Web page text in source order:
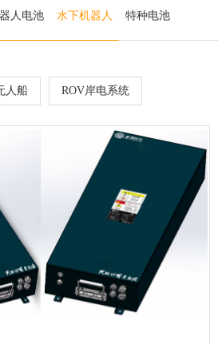
人电池 水下机器人 特种电池
人船 ROV岸电系统